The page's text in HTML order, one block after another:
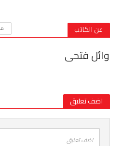
عن الكاتب
وائل فتحى
اضف تعليق
اضف تعليق